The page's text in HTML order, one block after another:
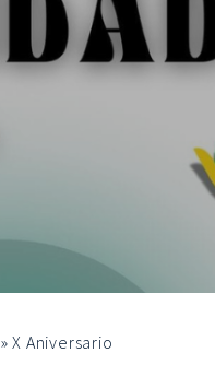
»X Aniversario